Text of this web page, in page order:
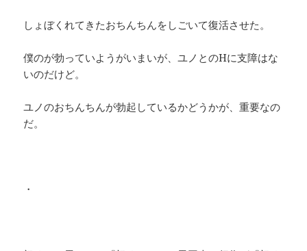
しょぼくれてきたおちんちんをしごいて復活させた。
僕のが勃っていようがいまいが、ユノとのHに支障はな
いのだけど。
ユノのおちんちんが勃起しているかどうかが、重要なの
だ。
・